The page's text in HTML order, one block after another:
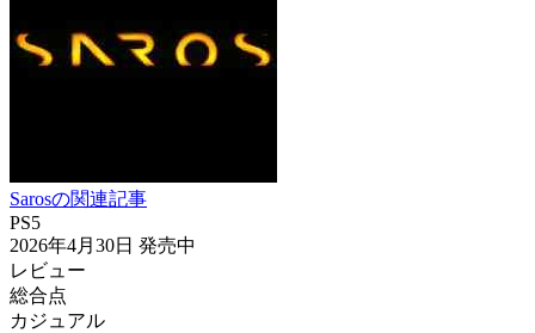
Sarosの関連記事
PS5
2026年4月30日 発売中
レビュー
総合点
カジュアル